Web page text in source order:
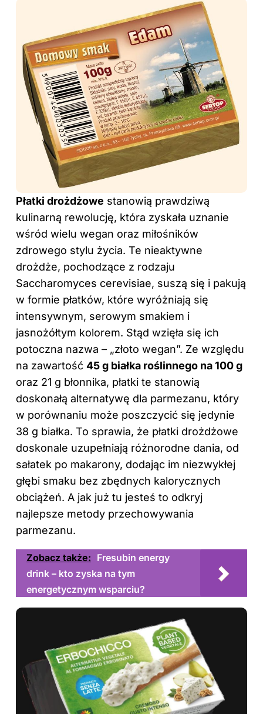
Płatki drożdżowe stanowią prawdziwą
kulinarną rewolucję, która zyskała uznanie
wśród wielu wegan oraz miłośników
zdrowego stylu życia. Te nieaktywne
drożdże, pochodzące z rodzaju
Saccharomyces cerevisiae, suszą się i pakują
w formie płatków, które wyróżniają się
intensywnym, serowym smakiem i
jasnożółtym kolorem. Stąd wzięła się ich
potoczna nazwa – „złoto wegan”. Ze względu
na zawartość 45 g białka roślinnego na 100 g
oraz 21 g błonnika, płatki te stanowią
doskonałą alternatywę dla parmezanu, który
w porównaniu może poszczycić się jedynie
38 g białka. To sprawia, że płatki drożdżowe
doskonale uzupełniają różnorodne dania, od
sałatek po makarony, dodając im niezwykłej
głębi smaku bez zbędnych kalorycznych
obciążeń. A jak już tu jesteś to odkryj
najlepsze metody przechowywania
parmezanu.
Zobacz także: Fresubin energy
drink – kto zyska na tym
energetycznym wsparciu?